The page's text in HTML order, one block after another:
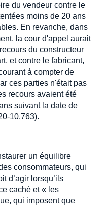
du vendeur contre le
moins de 20 ans
En revanche, dans
la cour d'appel aurait
du constructeur
et contre le fabricant,
à compter de
ces parties n'était pas
recours avaient été
suivant la date de
10.763).
un équilibre
consommateurs, qui
d’agir lorsqu’ils
caché et « les
qui imposent que